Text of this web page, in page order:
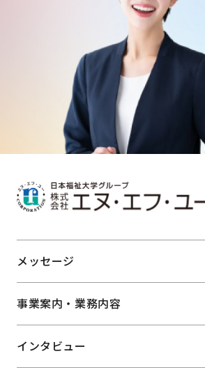
メッセージ
事業案内・業務内容
ふくしサービス事業
インタビュー